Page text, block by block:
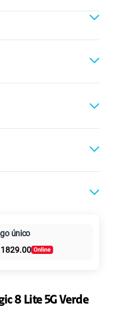
Celular liberado
en alta velocidad
S/
S/49.90
intereses
único
1829.00
8 Lite 5G Verde